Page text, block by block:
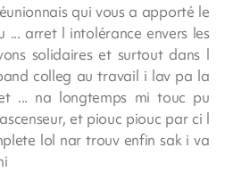
qui vous a apporté le
... arret l intolérance envers les
solidaires et surtout dans l
colleg au travail i lav pa la
... na longtemps mi touc pu
et piouc piouc par ci l
lol nar trouv enfin sak i va